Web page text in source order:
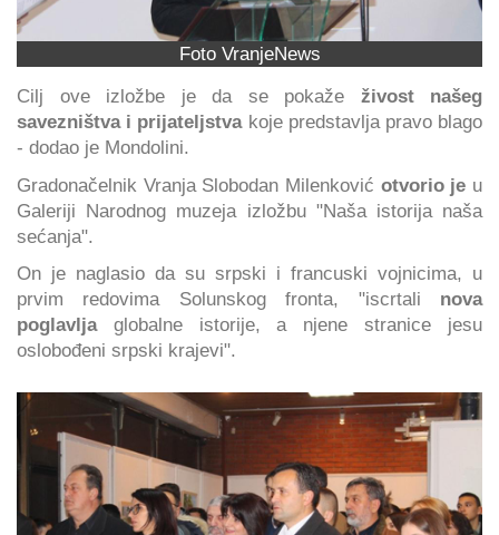
Foto VranjeNews
Cilj ove izložbe je da se pokaže živost našeg
savezništva i prijateljstvakoje predstavlja pravo blago
- dodao je Mondolini.
Gradonačelnik Vranja Slobodan Milenković otvorio je u
Galeriji Narodnog muzeja izložbu "Naša istorija naša
sećanja".
On je naglasio da su srpski i francuski vojnicima, u
prvim redovima Solunskog fronta, "iscrtali nova
poglavljaglobalne istorije, a njene stranice jesu
oslobođeni srpski krajevi".